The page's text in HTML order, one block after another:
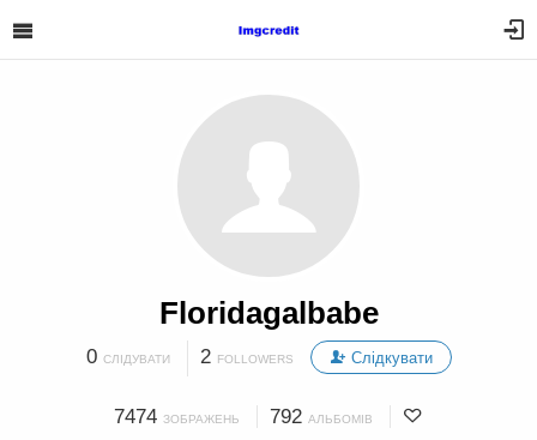
Floridagalbabe
0 СЛІДУВАТИ 2 FOLLOWERS Слідкувати
7474 ЗОБРАЖЕНЬ 792 АЛЬБОМІВ